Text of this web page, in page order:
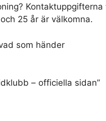
25 år är välkomna.
som händer
– officiella sidan”